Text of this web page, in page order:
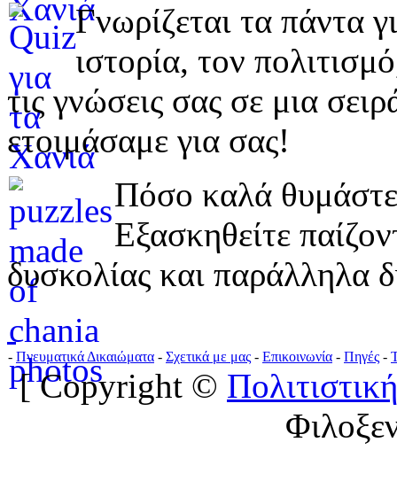
Γνωρίζεται τα πάντα
ιστορία, τον
τις γνώσεις σας σε μια
ετοιμάσαμε για σας!
Πόσο καλά
Εξασκηθείτε
δυσκολίας και παράλληλα
- Πνευματικά Δικαιώματα - Σχετικά με μας - Επικοινωνία - Πηγές -
[ Copyright ©